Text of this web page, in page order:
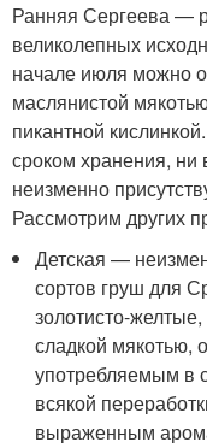
Ранняя Сергеева —
великолепных
начале июля можно
маслянистой
пикантной
сроком хранения,
неизменно
Рассмотрим других
Детская —
сортов груш для
золотисто-
сладкой мякотью,
употребляемым в
всякой
выраженным